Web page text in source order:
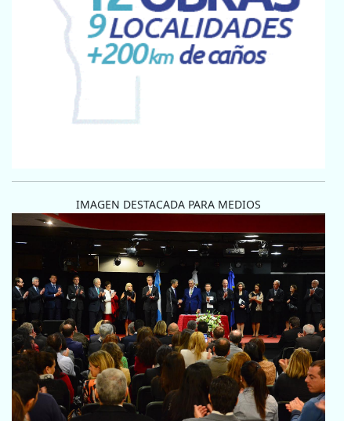
IMAGEN DESTACADA PARA MEDIOS